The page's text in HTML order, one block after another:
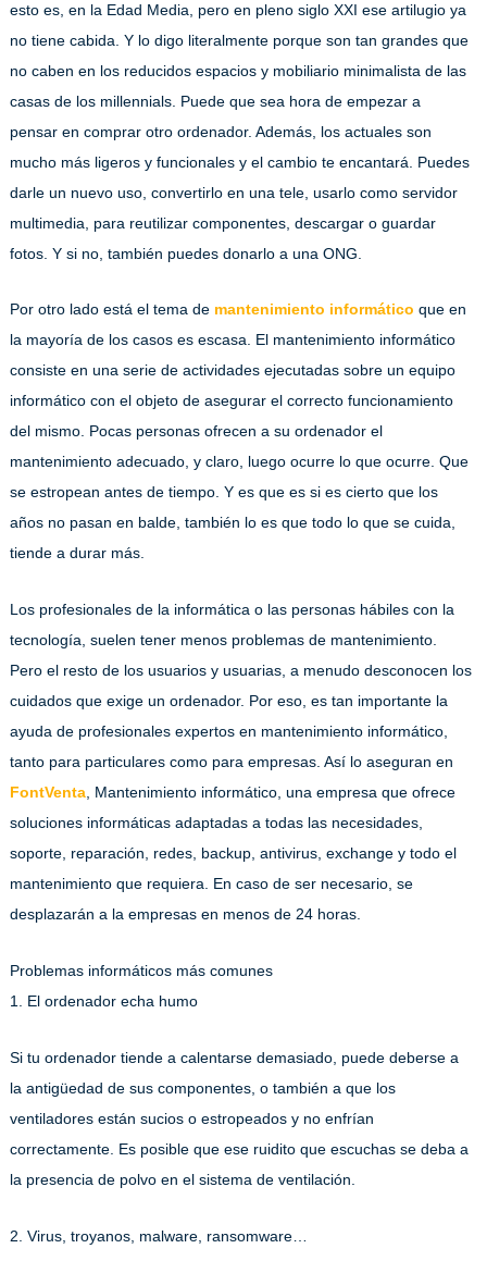
esto es, en la Edad Media, pero en pleno siglo XXI ese artilugio ya
no tiene cabida. Y lo digo literalmente porque son tan grandes que
no caben en los reducidos espacios y mobiliario minimalista de las
casas de los millennials. Puede que sea hora de empezar a
pensar en comprar otro ordenador. Además, los actuales son
mucho más ligeros y funcionales y el cambio te encantará. Puedes
darle un nuevo uso, convertirlo en una tele, usarlo como servidor
multimedia, para reutilizar componentes, descargar o guardar
fotos. Y si no, también puedes donarlo a una ONG.
Por otro lado está el tema demantenimiento informático que en
la mayoría de los casos es escasa. El mantenimiento informático
consiste en una serie de actividades ejecutadas sobre un equipo
informático con el objeto de asegurar el correcto funcionamiento
del mismo. Pocas personas ofrecen a su ordenador el
mantenimiento adecuado, y claro, luego ocurre lo que ocurre. Que
se estropean antes de tiempo. Y es que es si es cierto que los
años no pasan en balde, también lo es que todo lo que se cuida,
tiende a durar más.
Los profesionales de la informática o las personas hábiles con la
tecnología, suelen tener menos problemas de mantenimiento.
Pero el resto de los usuarios y usuarias, a menudo desconocen los
cuidados que exige un ordenador. Por eso, es tan importante la
ayuda de profesionales expertos en mantenimiento informático,
tanto para particulares como para empresas. Así lo aseguran en
FontVenta, Mantenimiento informático, una empresa que ofrece
soluciones informáticas adaptadas a todas las necesidades,
soporte, reparación, redes, backup, antivirus, exchange y todo el
mantenimiento que requiera. En caso de ser necesario, se
desplazarán a la empresas en menos de 24 horas.
Problemas informáticos más comunes
1. El ordenador echa humo
Si tu ordenador tiende a calentarse demasiado, puede deberse a
la antigüedad de sus componentes, o también a que los
ventiladores están sucios o estropeados y no enfrían
correctamente. Es posible que ese ruidito que escuchas se deba a
la presencia de polvo en el sistema de ventilación.
2. Virus, troyanos, malware, ransomware…